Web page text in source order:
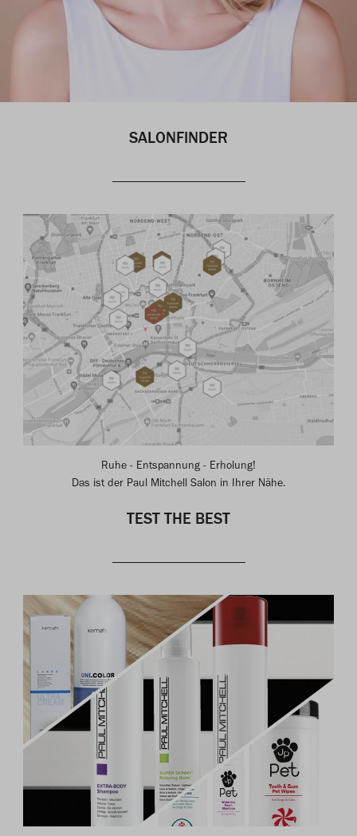
SALONFINDER
Ruhe - Entspannung - Erholung!
Das ist der Paul Mitchell Salon in Ihrer Nähe.
TEST THE BEST